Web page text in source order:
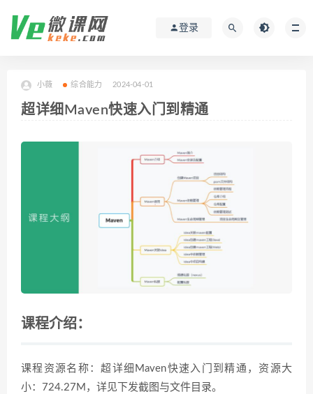
登录
小薇 综合能力 2024-04-01
超详细Maven快速入门到精通
课程介绍：
课程资源名称：超详细Maven快速入门到精通，资源大
小：724.27M，详见下发截图与文件目录。